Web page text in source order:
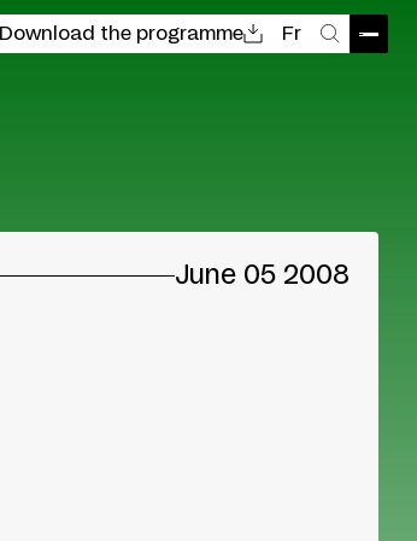
Download the programme Fr
Search
June 05 2008